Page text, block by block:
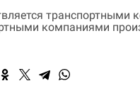
компаниями